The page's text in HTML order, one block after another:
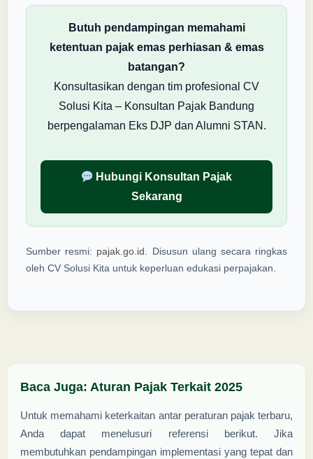
Butuh pendampingan memahami
ketentuan pajak emas perhiasan & emas
batangan?
Konsultasikan dengan tim profesional CV
Solusi Kita – Konsultan Pajak Bandung
berpengalaman Eks DJP dan Alumni STAN.
Hubungi Konsultan Pajak
Sekarang
Sumber resmi: pajak.go.id . Disusun ulang secara ringkas
oleh CV Solusi Kita untuk keperluan edukasi perpajakan.
Baca Juga: Aturan Pajak Terkait 2025
Untuk memahami keterkaitan antar peraturan pajak terbaru,
Anda dapat menelusuri referensi berikut. Jika
membutuhkan pendampingan implementasi yang tepat dan